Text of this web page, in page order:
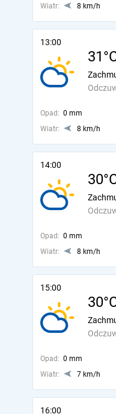
Wiatr:
8 km/h
13:00
Opad: 0 mm
Wiatr:
8 km/h
14:00
Opad: 0 mm
Wiatr:
8 km/h
15:00
Opad: 0 mm
Wiatr:
7 km/h
16:00